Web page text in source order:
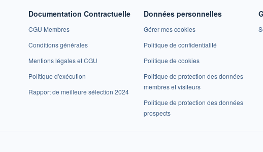
Documentation Contractuelle
CGU Membres
Conditions générales
Mentions légales et CGU
Politique d'exécution
Rapport de meilleure sélection 2024
Données personnelles
Gérer mes cookies
Politique de confidentialité
Politique de cookies
Politique de protection des données
membres et visiteurs
Politique de protection des données
prospects